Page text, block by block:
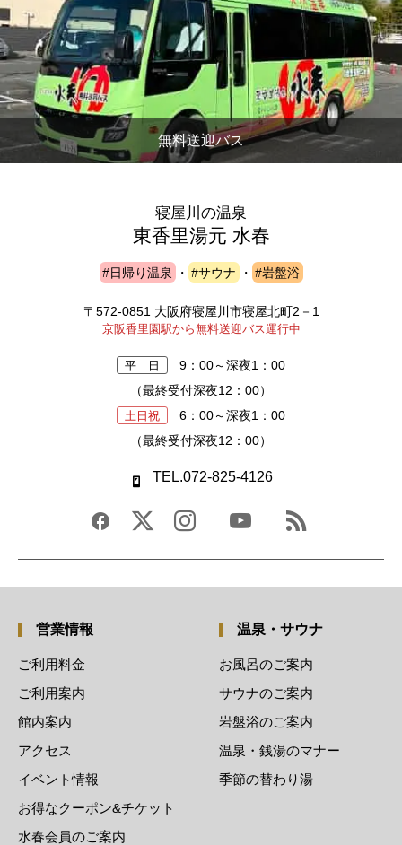
無料送迎バス
寝屋川の温泉
東香里湯元 水春
#日帰り温泉 ・ #サウナ ・ #岩盤浴
〒572-0851 大阪府寝屋川市寝屋北町2－1
京阪香里園駅から無料送迎バス運行中
平 日
9：00～深夜1：00
（最終受付深夜12：00）
土日祝
6：00～深夜1：00
（最終受付深夜12：00）
TEL.072-825-4126
営業情報
ご利用料金
ご利用案内
館内案内
アクセス
イベント情報
お得なクーポン&チケット
水春会員のご案内
温泉・サウナ
お風呂のご案内
サウナのご案内
岩盤浴のご案内
温泉・銭湯のマナー
季節の替わり湯